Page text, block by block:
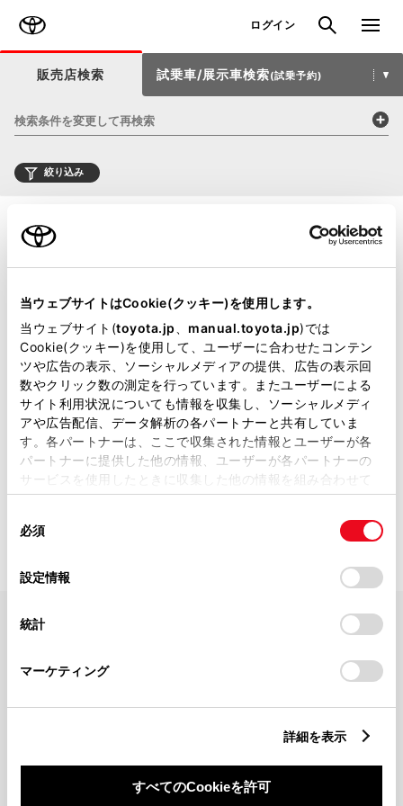
当ウェブサイトはCookie(クッキー)を使用します。
当ウェブサイト(toyota.jp manual.toyota.jp)では
Cookie(クッキー)を使用して、ユーザーに合わせたコンテン
ツや広告の表示、ソーシャルメディアの提供、広告の表示回
数やクリック数の測定を行っています。またユーザーによる
サイト利用状況についても情報を収集し、ソーシャルメディ
アや広告配信、データ解析の各パートナーと共有していま
す。各パートナーは、ここで収集された情報とユーザーが各
パートナーに提供した他の情報、ユーザーが各パートナーの
サービスを使用したときに収集した他の情報を組み合わせて
使用することがあります。当ウェブサイトの使用を続行する
デバイスにすべてのCookie(クッキー)が保存されることに同
意したことになります。Cookie(クッキー)のオプトアウト、
設定の変更、同意を撤回したりするにあたっては、当社の
「Cookie（クッキー）情報の取り扱いについて
」をご覧くだ
必須
設定情報
統計
マーケティング
詳細を表示
すべてのCookieを許可
ログイン 検索 メニュ
販売店検索 試乗車/展示車検索(試乗予約)
検索条件を変更して再検索
絞り込み
該当件数：0店舗 距離順で表示（最大10件）